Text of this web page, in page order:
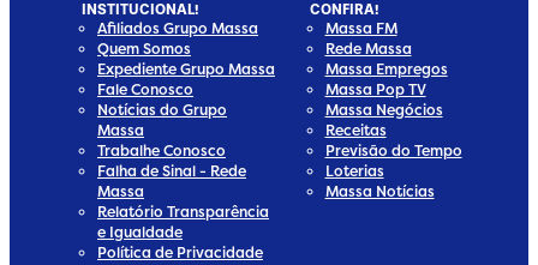
INSTITUCIONAL!
Afiliados Grupo Massa
Quem Somos
Expediente Grupo Massa
Fale Conosco
Notícias do Grupo
Massa
Trabalhe Conosco
Falha de Sinal - Rede
Massa
Relatório Transparência
e Igualdade
Política de Privacidade
CONFIRA!
Massa FM
Rede Massa
Massa Empregos
Massa Pop TV
Massa Negócios
Receitas
Previsão do Tempo
Loterias
Massa Notícias